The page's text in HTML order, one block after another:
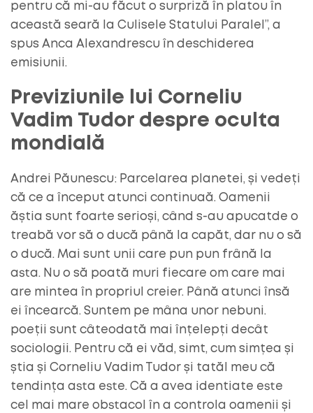
pentru că mi-au făcut o surpriză în platou în
această seară la Culisele Statului Paralel”, a
spus Anca Alexandrescu în deschiderea
emisiunii.
Previziunile lui Corneliu
Vadim Tudor despre oculta
mondială
Andrei Păunescu: Parcelarea planetei, și vedeți
că ce a început atunci continuaă. Oamenii
ăștia sunt foarte serioși, când s-au apucatde o
treabă vor să o ducă până la capăt, dar nu o să
o ducă. Mai sunt unii care pun pun frână la
asta. Nu o să poată muri fiecare om care mai
are mintea în propriul creier. Până atunci însă
ei încearcă. Suntem pe mâna unor nebuni.
poeții sunt câteodată mai înțelepți decât
sociologii. Pentru că ei văd, simt, cum simțea și
știa și Corneliu Vadim Tudor și tatăl meu că
tendința asta este. Că a avea identiate este
cel mai mare obstacol în a controla oamenii și